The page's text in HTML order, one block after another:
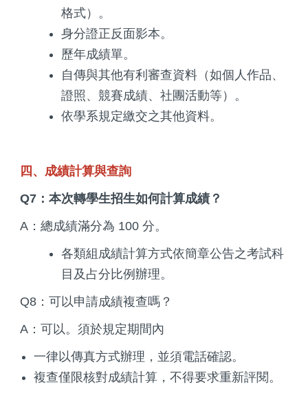
格式）。
身分證正反面影本。
歷年成績單。
自傳與其他有利審查資料（如個人作品、
證照、競賽成績、社團活動等）。
依學系規定繳交之其他資料。
四、成績計算與查詢
Q7：本次轉學生招生如何計算成績？
A：總成績滿分為 100 分。
各類組成績計算方式依簡章公告之考試科
目及占分比例辦理。
Q8：可以申請成績複查嗎？
A：可以。須於規定期間內
一律以傳真方式辦理，並須電話確認。
複查僅限核對成績計算，不得要求重新評閱。